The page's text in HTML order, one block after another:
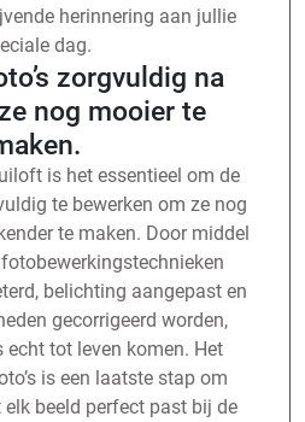
herinnering aan jullie
dag.
zorgvuldig na
nog mooier te
is het essentieel om de
te bewerken om ze nog
te maken. Door middel
belichting aangepast en
gecorrigeerd worden,
echt tot leven komen. Het
is een laatste stap om
beeld perfect past bij de